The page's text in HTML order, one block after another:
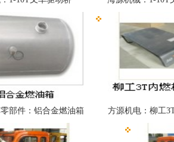
部件：铝合金燃油箱 方源机电：柳工